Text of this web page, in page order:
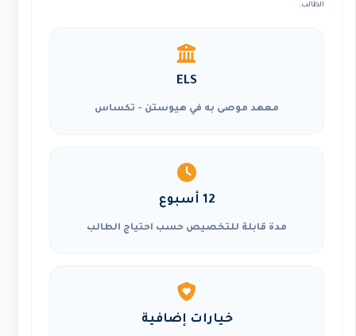
الطالب.
ELS
معهد موصى به في هيوستن - تكساس
12 أسبوع
مدة قابلة للتخصيص حسب احتياج الطالب
خيارات إضافية